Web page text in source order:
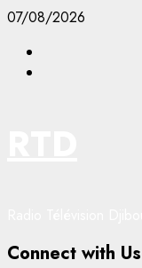
Aller
contenu
07/08/2026
Connect with Us